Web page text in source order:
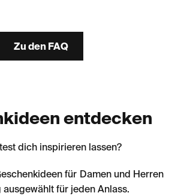
entdecken
dich inspirieren lassen?
für Damen und Herren
ausgewählt für jeden Anlass.